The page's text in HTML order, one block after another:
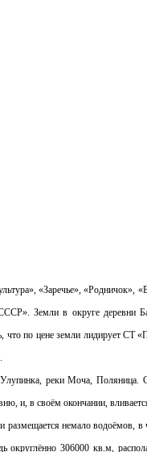
«Заречье»,
Земли в округе
что по цене земли лидирует
реки Моча, Поляница.
и, в своём окончании,
размещается немало
306000 кв.м,